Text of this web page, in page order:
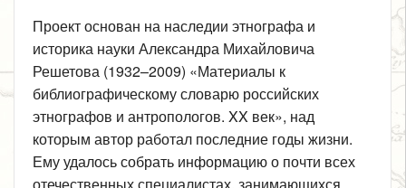
Проект основан на наследии этнографа и
историка науки Александра Михайловича
Решетова (1932–2009) «Материалы к
библиографическому словарю российских
этнографов и антропологов. XX век», над
которым автор работал последние годы жизни.
Ему удалось собрать информацию о почти всех
отечественных специалистах, занимающихся